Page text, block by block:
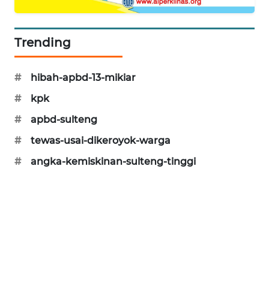
Trending
#
hibah-apbd-13-mikiar
#
kpk
#
apbd-sulteng
#
tewas-usai-dikeroyok-warga
#
angka-kemiskinan-sulteng-tinggi
KRT
NEWS
KARING
NEWS
JURNAL
MARITIM
HUMBANG
NEWS